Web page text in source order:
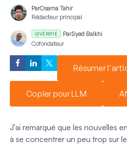
ParOsama Tahir
Rédacteur principal
VÉRIFIÉ ParSyed Balkhi
Cofondateur
Résumer
Copier pour LLM
J'ai remarqué que les nouvelles
à se concentrer un peu trop sur